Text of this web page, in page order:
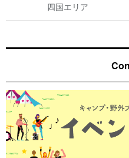
四国エリア